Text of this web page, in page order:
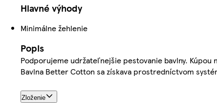
Hlavné výhody
Minimálne žehlenie
Popis
Podporujeme udržateľnejšie pestovanie bavlny.
Bavlna Better Cotton sa získava prostredníctvom
Zloženie